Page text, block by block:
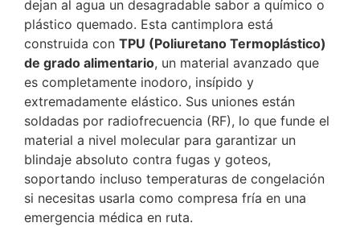
dejan al agua un desagradable sabor a químico o
plástico quemado. Esta cantimplora está
construida con TPU (Poliuretano Termoplástico)
de grado alimentario, un material avanzado que
es completamente inodoro, insípido y
extremadamente elástico. Sus uniones están
soldadas por radiofrecuencia (RF), lo que funde el
material a nivel molecular para garantizar un
blindaje absoluto contra fugas y goteos,
soportando incluso temperaturas de congelación
si necesitas usarla como compresa fría en una
emergencia médica en ruta.